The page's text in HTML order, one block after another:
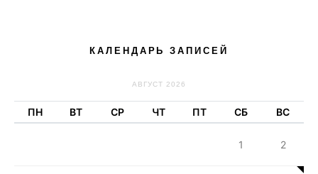
КАЛЕНДАРЬ ЗАПИСЕЙ
АВГУСТ 2026
ПН ВТ СР ЧТ ПТ СБ ВС
1 2